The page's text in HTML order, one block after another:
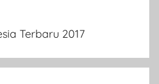
Terbaru 2017